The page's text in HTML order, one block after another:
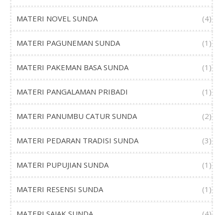
MATERI NOVEL SUNDA (4)
MATERI PAGUNEMAN SUNDA (1)
MATERI PAKEMAN BASA SUNDA (1)
MATERI PANGALAMAN PRIBADI (1)
MATERI PANUMBU CATUR SUNDA (2)
MATERI PEDARAN TRADISI SUNDA (3)
MATERI PUPUJIAN SUNDA (1)
MATERI RESENSI SUNDA (1)